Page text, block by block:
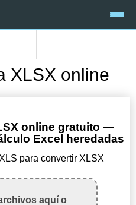
XLSX online
online gratuito —
Excel heredadas
para convertir XLSX
aquí o